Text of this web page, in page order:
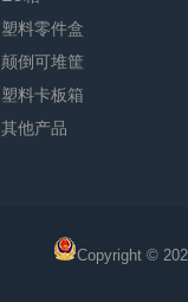
塑料零件盒
颠倒可堆筐
塑料卡板箱
其他产品
Copyright ©